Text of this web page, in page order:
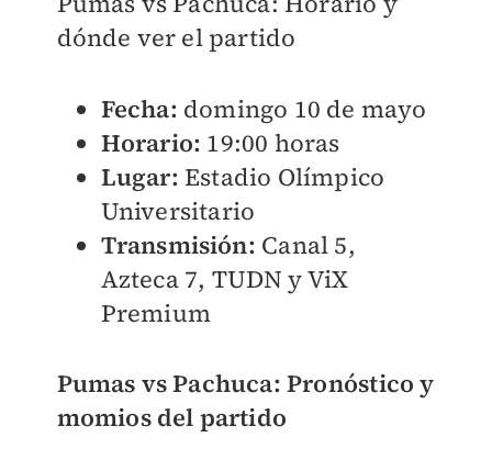
dónde ver el partido
Fecha: domingo 10 de mayo
Horario: 19:00 horas
Lugar: Estadio Olímpico
Universitario
Transmisión: Canal 5,
Azteca 7, TUDN y ViX
Premium
Pumas vs Pachuca: Pronóstico y
momios del partido